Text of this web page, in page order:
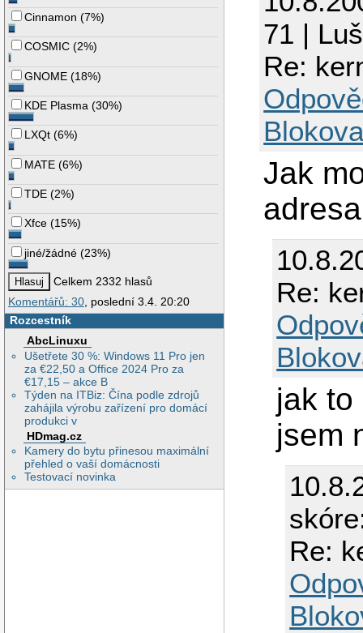
Cinnamon (7%)
COSMIC (2%)
GNOME (18%)
KDE Plasma (30%)
LXQt (6%)
MATE (6%)
TDE (2%)
Xfce (15%)
jiné/žádné (23%)
Celkem 2332 hlasů
Komentářů: 30, poslední 3.4. 20:20
Rozcestník
AbcLinuxu
Ušetřete 30 %: Windows 11 Pro jen
za €22,50 a Office 2024 Pro za
€17,15 – akce B
Týden na ITBiz: Čína podle zdrojů
zahájila výrobu zařízení pro domácí
produkci v
HDmag.cz
Kamery do bytu přinesou maximální
přehled o vaší domácnosti
Testovací novinka
71 |
Re:
Jak
Re:
jak
jsem
Re: